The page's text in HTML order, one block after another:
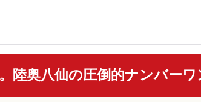
陸奥八仙の圧倒的ナンバーワ